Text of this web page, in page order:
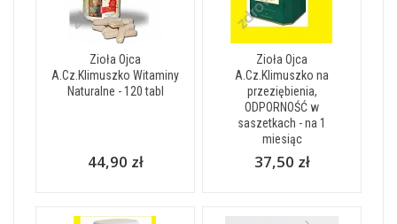
Zioła Ojca
A.Cz.Klimuszko Witaminy
Naturalne - 120 tabl
44,90 zł
Zioła Ojca
A.Cz.Klimuszko na
przeziębienia,
ODPORNOŚĆ w
saszetkach - na 1
miesiąc
37,50 zł